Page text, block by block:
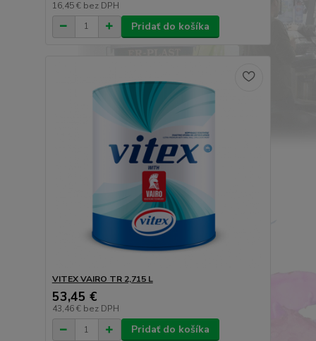
16,45 € bez DPH
Pridať do košíka
VITEX VAIRO TR 2,715 L
53,45 €
43,46 € bez DPH
Pridať do košíka